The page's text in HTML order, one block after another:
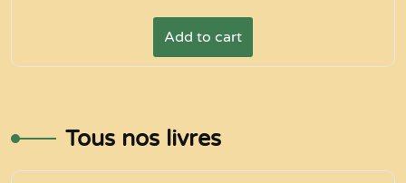
was:
€6,00.
Add to cart
Tous nos livres